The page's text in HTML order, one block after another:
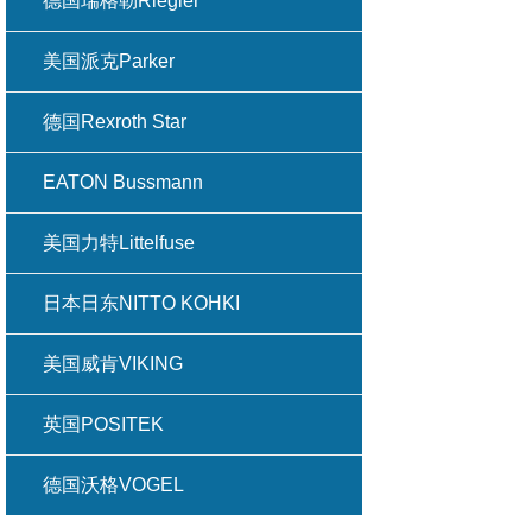
美国派克Parker
德国Rexroth Star
EATON Bussmann
美国力特Littelfuse
日本日东NITTO KOHKI
美国威肯VIKING
英国POSITEK
德国沃格VOGEL